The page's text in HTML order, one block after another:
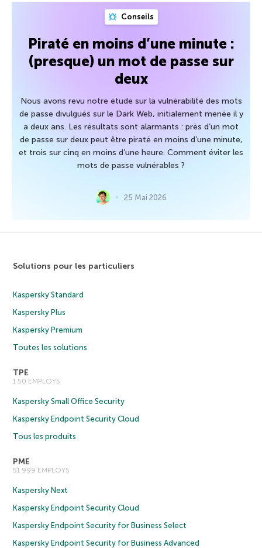
Conseils
Piraté en moins d’une minute :
(presque) un mot de passe sur
deux
Nous avons revu notre étude sur la vulnérabilité des mots
de passe divulgués sur le Dark Web, initialement menée il y
a deux ans. Les résultats sont alarmants : près d’un mot
de passe sur deux peut être piraté en moins d’une minute,
et trois sur cinq en moins d’une heure. Comment éviter les
mots de passe vulnérables ?
25 Mai 2026
Solutions pour les particuliers
Kaspersky Standard
Kaspersky Plus
Kaspersky Premium
Toutes les solutions
TPE
1 50 EMPLOYS
Kaspersky Small Office Security
Kaspersky Endpoint Security Cloud
Tous les produits
PME
51 999 EMPLOYS
Kaspersky Next
Kaspersky Endpoint Security Cloud
Kaspersky Endpoint Security for Business Select
Kaspersky Endpoint Security for Business Advanced